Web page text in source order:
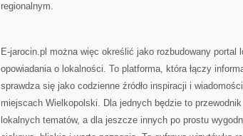
regionalnym.
E-jarocin.pl można więc określić jako rozbudowany portal
opowiadania o lokalności. To platforma, która łączy
sprawdza się jako codzienne źródło inspiracji i
miejscach Wielkopolski. Dla jednych będzie to
lokalnych tematów, a dla jeszcze innych po prostu